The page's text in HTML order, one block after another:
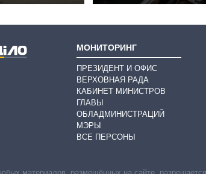
МОНИТОРИНГ
ПРЕЗИДЕНТ И ОФИС
ВЕРХОВНАЯ РАДА
КАБИНЕТ МИНИСТРОВ
ГЛАВЫ
ОБЛАДМИНИСТРАЦИЙ
МЭРЫ
ВСЕ ПЕРСОНЫ